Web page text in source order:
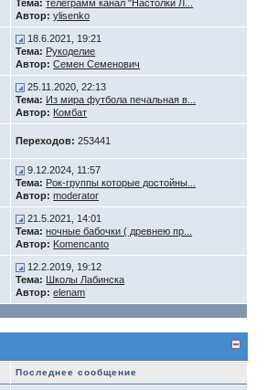
Тема: телеграмм канал "Настолки Л...
Автор: ylisenko
18.6.2021, 19:21
Тема: Рукоделие
Автор: Семен Семенович
25.11.2020, 22:13
Тема: Из мира футбола печальная в...
Автор: Комбат
Переходов: 253441
9.12.2024, 11:57
Тема: Рок-группы которые достойны...
Автор: moderator
21.5.2021, 14:01
Тема: ночные бабочки ( древнею пр...
Автор: Komencanto
12.2.2019, 19:12
Тема: Школы Лабинска
Автор: elenam
Последнее сообщение